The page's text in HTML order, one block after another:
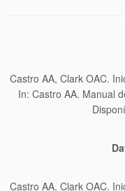
Castro AA, Clark OAC.
In: Castro AA. Manual
Castro AA, Clark OAC.